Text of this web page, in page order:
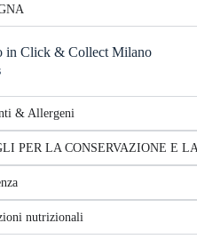
in Click & Collect Milano
& Allergeni
PER LA CONSERVAZIONE E
nutrizionali